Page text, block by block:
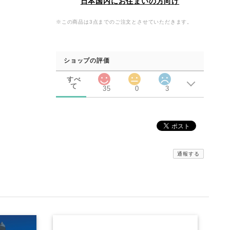
※この商品は3点までのご注文とさせていただきます。
ショップの評価
すべ
て
35 0 3
通報する